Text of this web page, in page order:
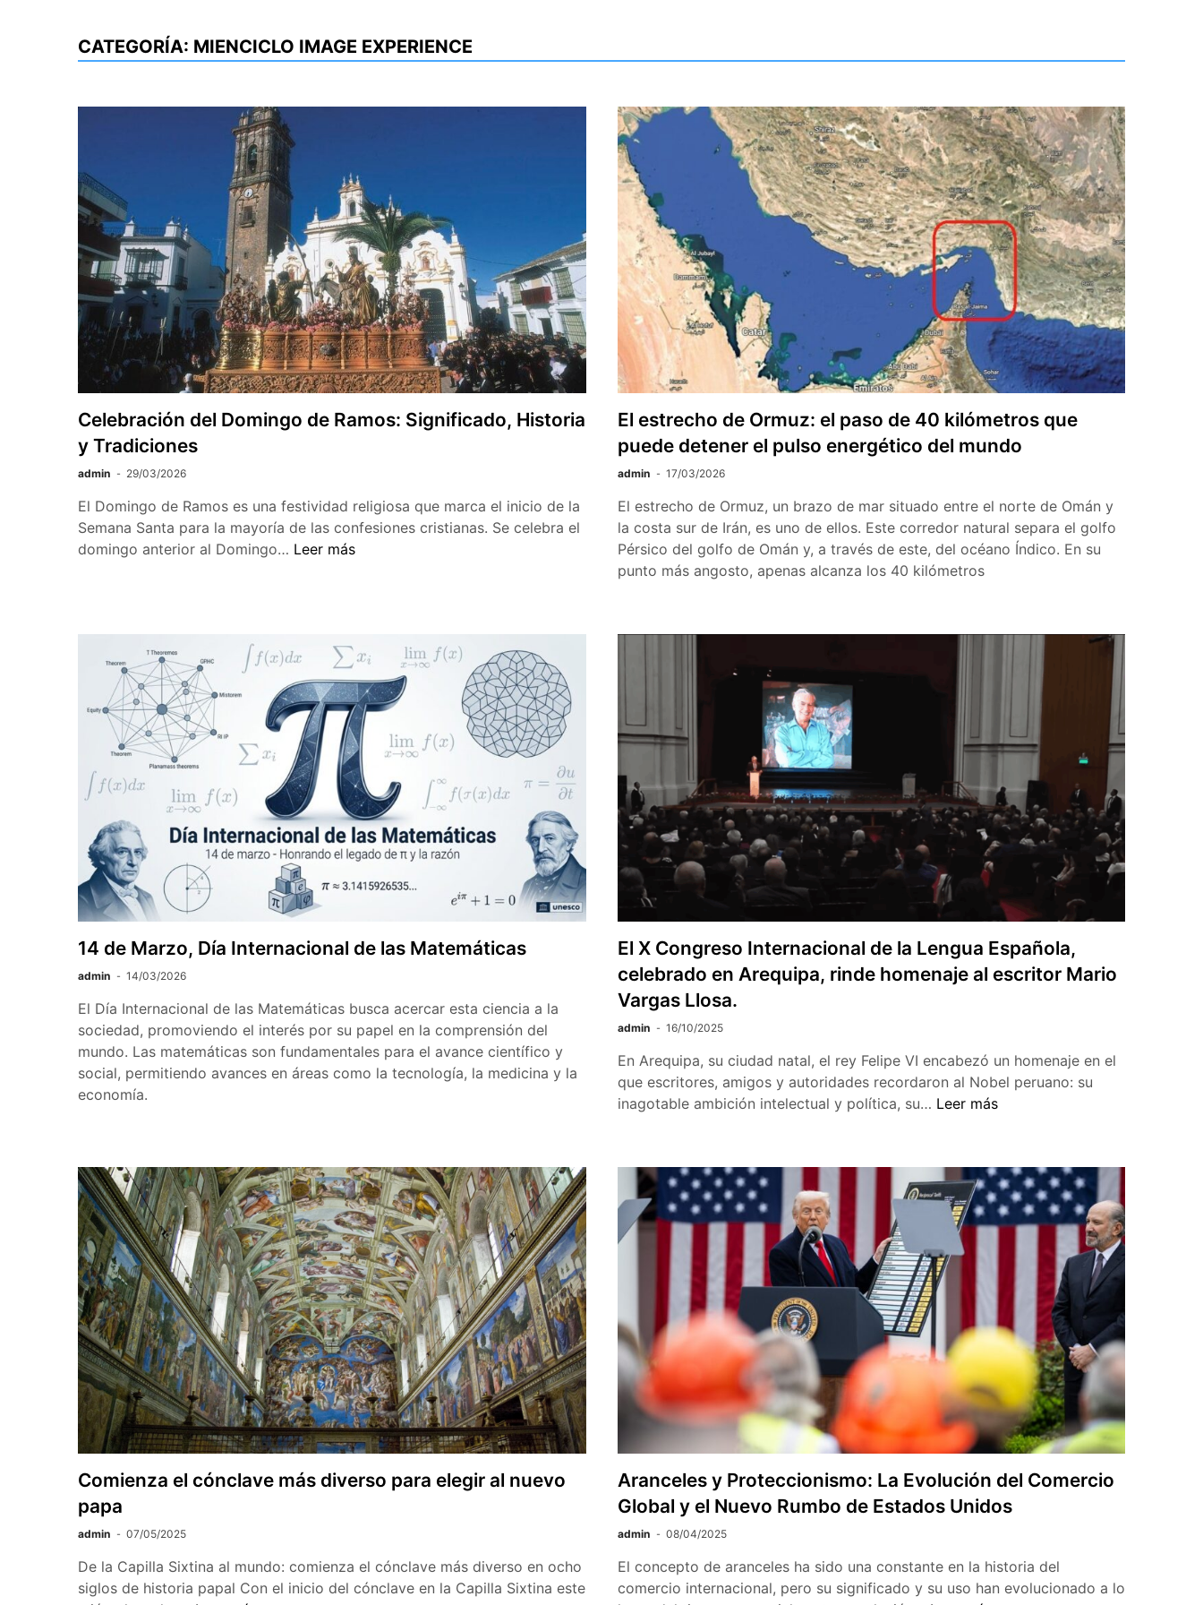
CATEGORÍA: MIENCICLO IMAGE EXPERIENCE
Celebración del Domingo de Ramos: Significado, Historia
y Tradiciones
admin 29/03/2026
El Domingo de Ramos es una festividad religiosa que marca el inicio de la
Semana Santa para la mayoría de las confesiones cristianas. Se celebra el
domingo anterior al Domingo… Celebración
Significado,
Historia
y
Tradiciones
Leer más
El estrecho de Ormuz: el paso de 40 kilómetros que
puede detener el pulso energético del mundo
admin 17/03/2026
El estrecho de Ormuz, un brazo de mar situado entre el norte de Omán y
la costa sur de Irán, es uno de ellos. Este corredor natural separa el golfo
Pérsico del golfo de Omán y, a través de este, del océano Índico. En su
punto más angosto, apenas alcanza los 40 kilómetros
14 de Marzo, Día Internacional de las Matemáticas
admin 14/03/2026
El Día Internacional de las Matemáticas busca acercar esta ciencia a la
sociedad, promoviendo el interés por su papel en la comprensión del
mundo. Las matemáticas son fundamentales para el avance científico y
social, permitiendo avances en áreas como la tecnología, la medicina y la
economía.
El X Congreso Internacional de la Lengua Española,
celebrado en Arequipa, rinde homenaje al escritor Mario
Vargas Llosa.
admin 16/10/2025
En Arequipa, su ciudad natal, el rey Felipe VI encabezó un homenaje en el
que escritores, amigos y autoridades recordaron al Nobel peruano: su
inagotable ambición intelectual y política, su… El
Internacional
de
Lengua
Española,
celebrado
en
rinde
homenaje
al
escritor
Mario
Vargas
Leer más
Comienza el cónclave más diverso para elegir al nuevo
papa
admin 07/05/2025
De la Capilla Sixtina al mundo: comienza el cónclave más diverso en ocho
siglos de historia papal Con el inicio del cónclave en la Capilla Sixtina este
Aranceles y Proteccionismo: La Evolución del Comercio
Global y el Nuevo Rumbo de Estados Unidos
admin 08/04/2025
El concepto de aranceles ha sido una constante en la historia del
comercio internacional, pero su significado y su uso han evolucionado a lo